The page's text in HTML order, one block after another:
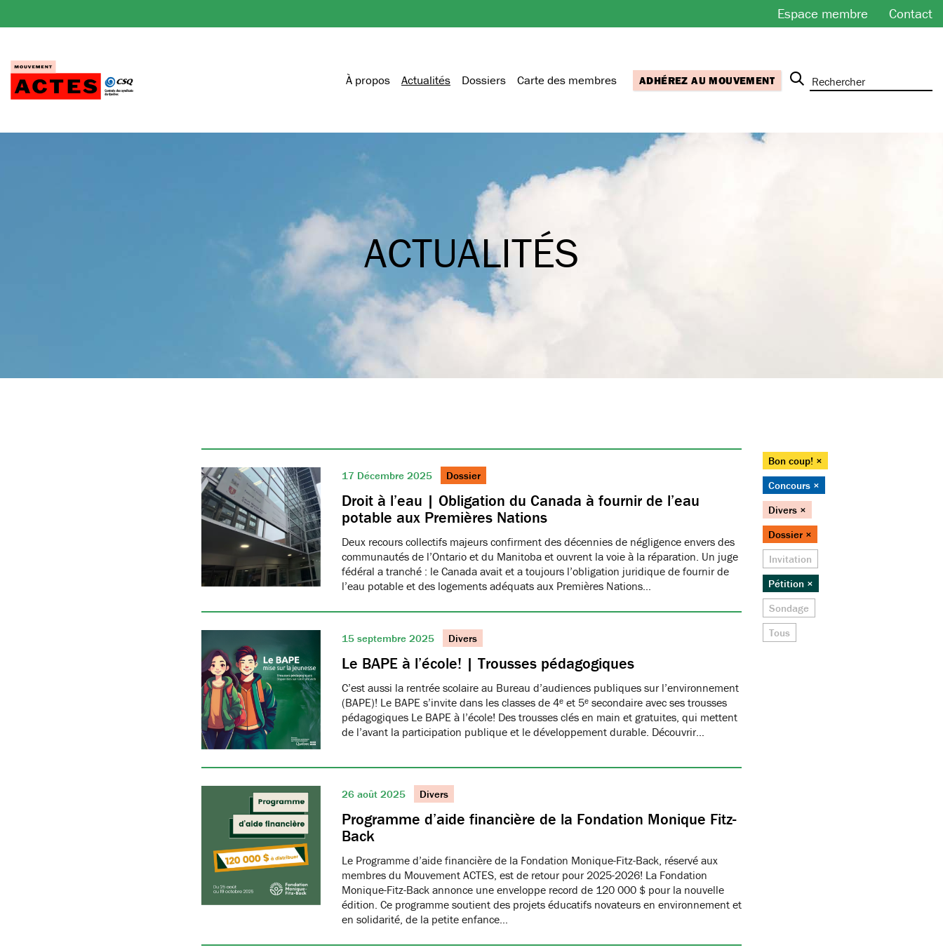
au
Espace membre Contact
À propos Actualités Dossiers Carte des membres ADHÉREZ AU MOUVEMENT
ACTUALITÉS
17 Décembre 2025 Dossier
Droit à l’eau | Obligation du Canada à fournir de l’eau
potable aux Premières Nations
Deux recours collectifs majeurs confirment des décennies de négligence envers des
communautés de l’Ontario et du Manitoba et ouvrent la voie à la réparation. Un juge
fédéral a tranché : le Canada avait et a toujours l’obligation juridique de fournir de
l’eau potable et des logements adéquats aux Premières Nations…
15 septembre 2025 Divers
Le BAPE à l’école! | Trousses pédagogiques
C’est aussi la rentrée scolaire au Bureau d’audiences publiques sur l’environnement
(BAPE)! Le BAPE s’invite dans les classes de 4ᵉ et 5ᵉ secondaire avec ses trousses
pédagogiques Le BAPE à l’école! Des trousses clés en main et gratuites, qui mettent
de l’avant la participation publique et le développement durable. Découvrir…
26 août 2025 Divers
Programme d’aide financière de la Fondation Monique Fitz-
Back
Le Programme d’aide financière de la Fondation Monique-Fitz-Back, réservé aux
membres du Mouvement ACTES, est de retour pour 2025-2026! La Fondation
Monique-Fitz-Back annonce une enveloppe record de 120 000 $ pour la nouvelle
édition. Ce programme soutient des projets éducatifs novateurs en environnement et
en solidarité, de la petite enfance…
Bon coup! ×
Concours ×
Divers ×
Dossier ×
Invitation
Pétition ×
Sondage
Tous